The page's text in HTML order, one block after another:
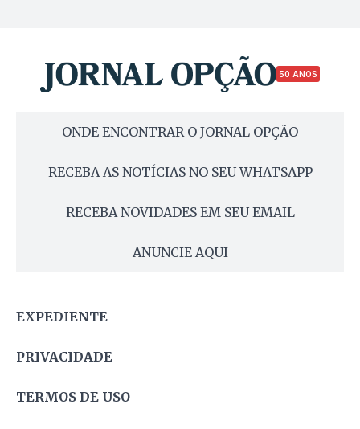
50 ANOS
ONDE ENCONTRAR O JORNAL OPÇÃO
RECEBA AS NOTÍCIAS NO SEU WHATSAPP
RECEBA NOVIDADES EM SEU EMAIL
ANUNCIE AQUI
EXPEDIENTE
PRIVACIDADE
TERMOS DE USO